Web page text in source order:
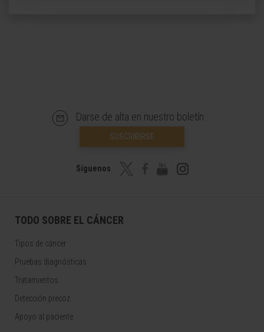
Darse de alta en nuestro boletín
SUSCRIBIRSE
Síguenos
TODO SOBRE EL CÁNCER
Tipos de cáncer
Pruebas diagnósticas
Tratamientos
Detección precoz
Apoyo al paciente